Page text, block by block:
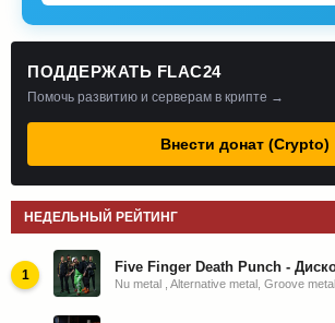
ПОДДЕРЖАТЬ FLAC24
Помочь развитию и серверам в крипте →
Внести донат (Crypto)
НЕДЕЛЬНЫЙ РЕЙТИНГ
1
Nu metal , Alternative metal, Groove metal